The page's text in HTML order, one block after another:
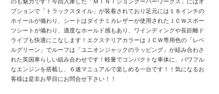
のも魅力です！今回入庫した「ＭＩＮＩジョンクーパーワークス」にはオ
プションで「トラックスタイル」が装着されており足元には１８インチの
ホイールが備わり、シートはダイナミカレザーが使用されたＪＣＷスポー
ツシートが備わり、適度なホールド感もあり、ワインディングや長距離ド
ライブも快適にこなします！エクステリアカラーはＪＣＷ専用色の「レベ
ルグリーン」でルーフは「ユニオンジャックのラッピング」が組み合わさ
れた英国車らしい組み合わせです！軽量でコンパクトな車体に、パワフル
なエンジンを搭載し、６速マニュアルで楽しめる一台です！！気になるお
客様は是非お早目にお問合せ下さい！！